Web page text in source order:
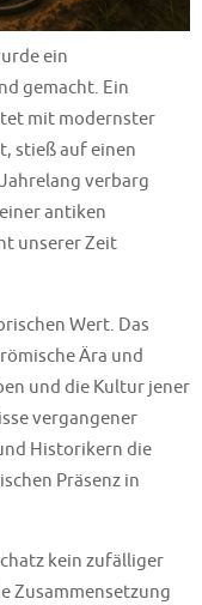
ein
gemacht. Ein
mit modernster
stieß auf einen
verbarg
antiken
unserer Zeit
Wert. Das
Ära und
und die Kultur jener
vergangener
Historikern die
Präsenz in
kein zufälliger
Zusammensetzung